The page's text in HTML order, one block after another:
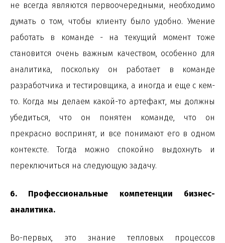
не всегда являются первоочередными, необходимо
думать о том, чтобы клиенту было удобно. Умение
работать в команде - на текущий момент тоже
становится очень важным качеством, особенно для
аналитика, поскольку он работает в команде
разработчика и тестировщика, а иногда и еще с кем-
то. Когда мы делаем какой-то артефакт, мы должны
убедиться, что он понятен команде, что он
прекрасно воспринят, и все понимают его в одном
контексте. Тогда можно спокойно выдохнуть и
переключиться на следующую задачу.
6. Профессиональные компетенции бизнес-
аналитика.
Во-первых, это знание тепловых процессов